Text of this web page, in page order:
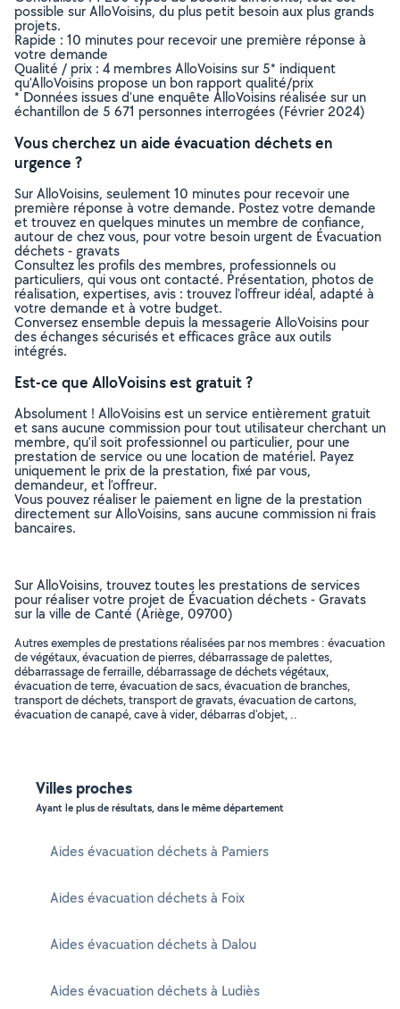
possible sur AlloVoisins, du plus petit besoin aux plus grands
projets.
Rapide : 10 minutes pour recevoir une première réponse à
votre demande
Qualité / prix : 4 membres AlloVoisins sur 5* indiquent
qu’AlloVoisins propose un bon rapport qualité/prix
* Données issues d’une enquête AlloVoisins réalisée sur un
échantillon de 5 671 personnes interrogées (Février 2024)
Vous cherchez un aide évacuation déchets en
urgence ?
Sur AlloVoisins, seulement 10 minutes pour recevoir une
première réponse à votre demande. Postez votre demande
et trouvez en quelques minutes un membre de confiance,
autour de chez vous, pour votre besoin urgent de Évacuation
déchets - gravats
Consultez les profils des membres, professionnels ou
particuliers, qui vous ont contacté. Présentation, photos de
réalisation, expertises, avis : trouvez l'offreur idéal, adapté à
votre demande et à votre budget.
Conversez ensemble depuis la messagerie AlloVoisins pour
des échanges sécurisés et efficaces grâce aux outils
intégrés.
Est-ce que AlloVoisins est gratuit ?
Absolument ! AlloVoisins est un service entièrement gratuit
et sans aucune commission pour tout utilisateur cherchant un
membre, qu’il soit professionnel ou particulier, pour une
prestation de service ou une location de matériel. Payez
uniquement le prix de la prestation, fixé par vous,
demandeur, et l’offreur.
Vous pouvez réaliser le paiement en ligne de la prestation
directement sur AlloVoisins, sans aucune commission ni frais
bancaires.
Sur AlloVoisins, trouvez toutes les prestations de services
pour réaliser votre projet de Évacuation déchets - Gravats
sur la ville de Canté (Ariège, 09700)
Autres exemples de prestations réalisées par nos membres : évacuation
de végétaux, évacuation de pierres, débarrassage de palettes,
débarrassage de ferraille, débarrassage de déchets végétaux,
évacuation de terre, évacuation de sacs, évacuation de branches,
transport de déchets, transport de gravats, évacuation de cartons,
évacuation de canapé, cave à vider, débarras d'objet, ..
Villes proches
Ayant le plus de résultats, dans le même département
Aides évacuation déchets à Pamiers
Aides évacuation déchets à Foix
Aides évacuation déchets à Dalou
Aides évacuation déchets à Ludiès